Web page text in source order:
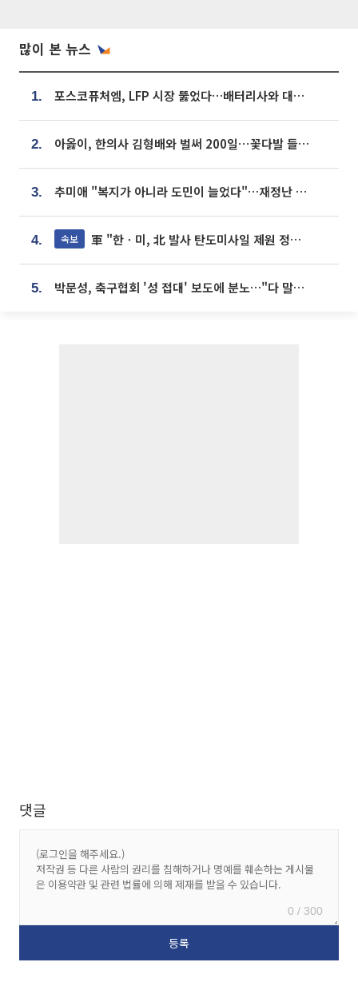
많이 본 뉴스
1. 포스코퓨처엠, LFP 시장 뚫었다…배터리사와 대규모 장기 공급 합의
2. 아옳이, 한의사 김형배와 벌써 200일⋯꽃다발 들고 "프러포즈 아냐"
3. 추미애 "복지가 아니라 도민이 늘었다"…재정난 책임론 정면돌파
4. 속보 軍 "한ㆍ미, 北 발사 탄도미사일 제원 정밀분석 중"
5. 박문성, 축구협회 '성 접대' 보도에 분노…"다 말아먹으려고 작정했나"
댓글
0 / 300